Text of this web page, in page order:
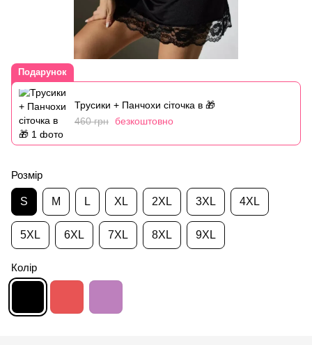
Подарунок
Трусики + Панчохи сіточка в 🎁
460 грн безкоштовно
Розмір
S M L XL 2XL 3XL 4XL
5XL 6XL 7XL 8XL 9XL
Колір